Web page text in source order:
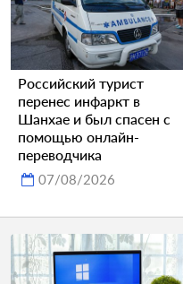
Российский турист
перенес инфаркт в
Шанхае и был спасен с
помощью онлайн-
переводчика
07/08/2026